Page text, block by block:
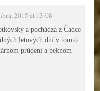
2015 at 13:08
a pochádza z Čadce
letových dní v tomto
prúdení a peknom